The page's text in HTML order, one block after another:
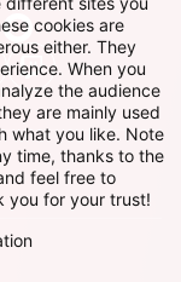
Twitch
cookies are
either. They
When you
the audience
are mainly used
what you like. Note
time, thanks to the
feel free to
you for your trust!